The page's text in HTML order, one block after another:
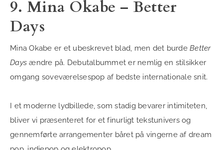
9. Mina Okabe – Better
Days
Mina Okabe er et ubeskrevet blad, men det burde Better
Days ændre på. Debutalbummet er nemlig en stilsikker
omgang soveværelsespop af bedste internationale snit.
I et moderne lydbillede, som stadig bevarer intimiteten,
bliver vi præsenteret for et finurligt tekstunivers og
gennemførte arrangementer båret på vingerne af dream